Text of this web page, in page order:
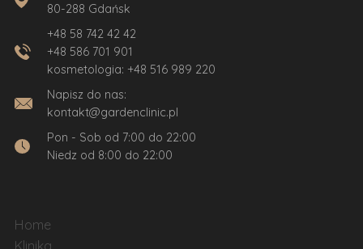
80-288 Gdańsk
+48 58 742 42 42
+48 586 701 901
kosmetologia: +48 516 989 220
Napisz do nas:
kontakt@gardenclinic.pl
Pon - Sob od 7:00 do 22:00
Niedz od 8:00 do 22:00
Home
Klinika